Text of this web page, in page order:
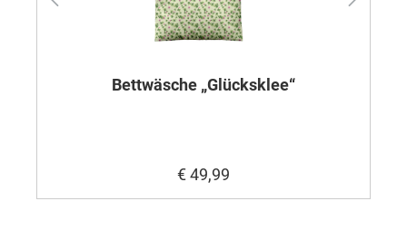
Bettwäsche „Glücksklee“
€ 49,99